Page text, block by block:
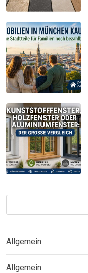
Allgemein
Allgemein